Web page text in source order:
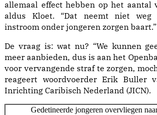
allemaal effect hebben op het aantal
aldus Kloet. “Dat neemt niet
instroom onder jongeren zorgen baart.”
De vraag is: wat nu? “We kunnen
meer aanbieden, dus is aan het
voor vervangende straf te zorgen,
reageert woordvoerder Erik Buller
Inrichting Caribisch Nederland (JICN).
Gedetineerde jongeren overvliegen